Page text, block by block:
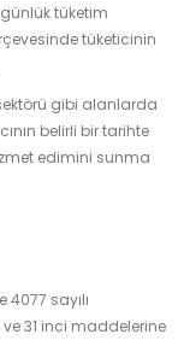
tüketim
tüketicinin
gibi alanlarda
belirli bir tarihte
edimini sunma
4077 sayılı
31 inci maddelerine